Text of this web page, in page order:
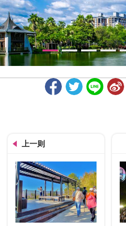
上一则